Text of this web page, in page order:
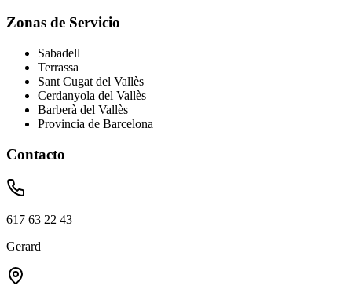
Zonas de Servicio
Sabadell
Terrassa
Sant Cugat del Vallès
Cerdanyola del Vallès
Barberà del Vallès
Provincia de Barcelona
Contacto
617 63 22 43
Gerard